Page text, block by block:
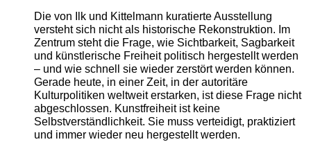
Die von Ilk und Kittelmann kuratierte Ausstellung
versteht sich nicht als historische Rekonstruktion. Im
Zentrum steht die Frage, wie Sichtbarkeit, Sagbarkeit
und künstlerische Freiheit politisch hergestellt werden
– und wie schnell sie wieder zerstört werden können.
Gerade heute, in einer Zeit, in der autoritäre
Kulturpolitiken weltweit erstarken, ist diese Frage nicht
abgeschlossen. Kunstfreiheit ist keine
Selbstverständlichkeit. Sie muss verteidigt, praktiziert
und immer wieder neu hergestellt werden.